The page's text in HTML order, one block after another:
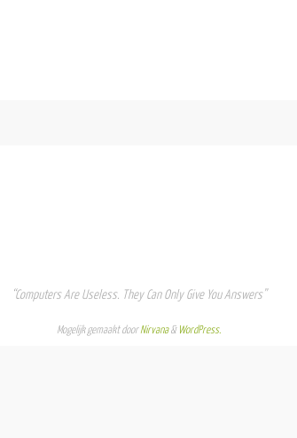
“Computers Are Useless. They Can Only Give You Answers”
Mogelijk gemaakt doorNirvana& WordPress.